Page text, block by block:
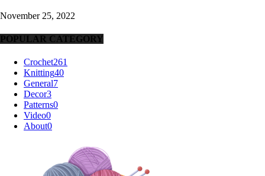
November 25, 2022
POPULAR CATEGORY
Crochet261
Knitting40
General7
Decor3
Patterns0
Video0
About0